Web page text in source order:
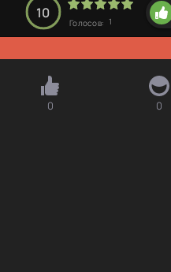
10
Голосов: 1
0 0